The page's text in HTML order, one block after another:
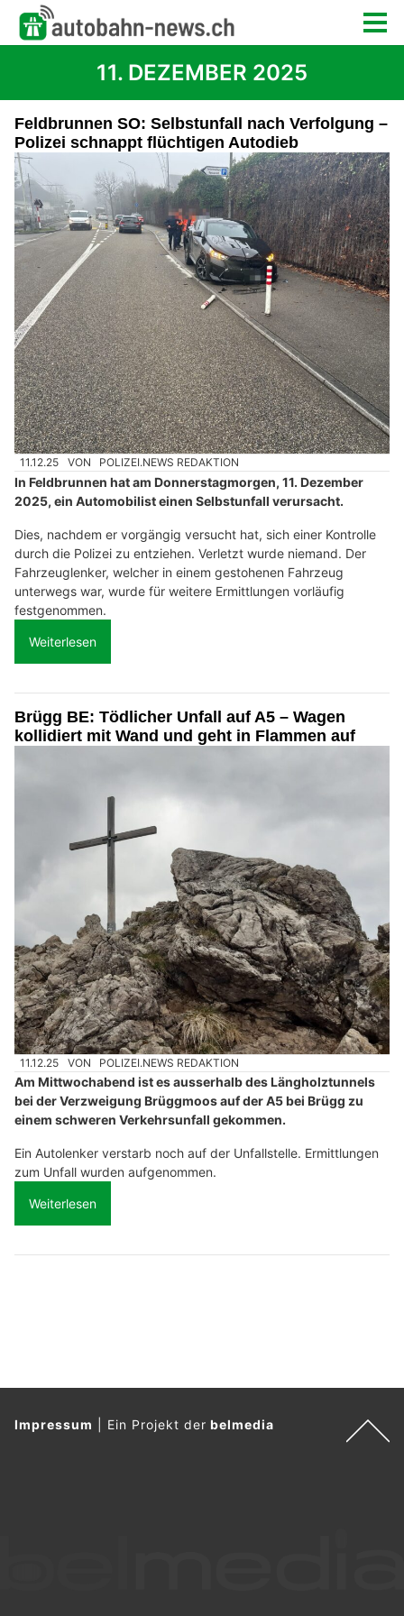
11. DEZEMBER 2025
Feldbrunnen SO: Selbstunfall nach Verfolgung –
Polizei schnappt flüchtigen Autodieb
11.12.25 VON POLIZEI.NEWS REDAKTION
In Feldbrunnen hat am Donnerstagmorgen, 11. Dezember
2025, ein Automobilist einen Selbstunfall verursacht.
Dies, nachdem er vorgängig versucht hat, sich einer Kontrolle
durch die Polizei zu entziehen. Verletzt wurde niemand. Der
Fahrzeuglenker, welcher in einem gestohenen Fahrzeug
unterwegs war, wurde für weitere Ermittlungen vorläufig
festgenommen.
Weiterlesen
Brügg BE: Tödlicher Unfall auf A5 – Wagen
kollidiert mit Wand und geht in Flammen auf
11.12.25 VON POLIZEI.NEWS REDAKTION
Am Mittwochabend ist es ausserhalb des Längholztunnels
bei der Verzweigung Brüggmoos auf der A5 bei Brügg zu
einem schweren Verkehrsunfall gekommen.
Ein Autolenker verstarb noch auf der Unfallstelle. Ermittlungen
zum Unfall wurden aufgenommen.
Weiterlesen
Impressum Ein Projekt derbelmedia